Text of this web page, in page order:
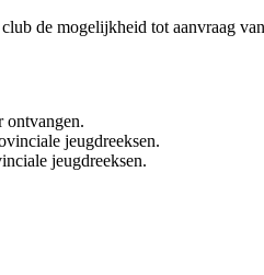
de mogelijkheid tot aanvraag
ontvangen.
jeugdreeksen.
jeugdreeksen.